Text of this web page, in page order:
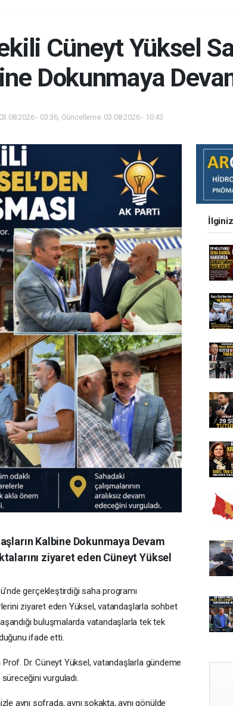
Cüneyt Yüksel
Dokunmaya
03.08.2026 - 03:36, Güncelleme: 03.08.2026 - 10:43
Kalbine Dokunmaya Devam
ziyaret eden Cüneyt Yüksel
gerçekleştirdiği saha programı
ziyaret eden Yüksel, vatandaşlarla sohbet
buluşmalarda vatandaşlarla tek tek
ifade etti.
Prof. Dr. Cüneyt Yüksel, vatandaşlarla gündeme
vurguladı.
aynı sofrada, aynı sokakta, aynı gönülde